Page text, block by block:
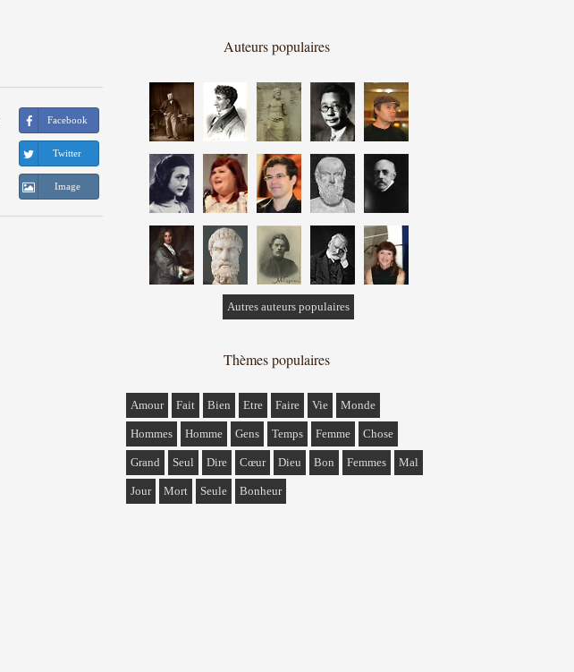
Facebook
Twitter
Image
Auteurs populaires
Autres auteurs populaires
Thèmes populaires
Amour Fait Bien Etre Faire Vie Monde
Hommes Homme Gens Temps Femme Chose
Grand Seul Dire Cœur Dieu Bon Femmes Mal
Jour Mort Seule Bonheur